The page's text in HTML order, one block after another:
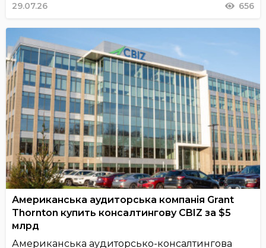
29.07.26 656
Американська аудиторська компанія Grant
Thornton купить консалтингову CBIZ за $5
млрд
Американська аудиторсько-консалтингова